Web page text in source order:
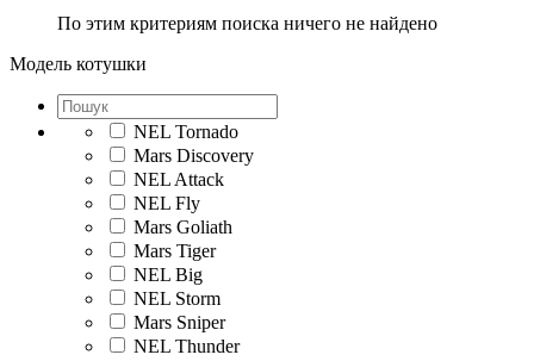
По этим критериям поиска ничего не найдено
Модель котушки
NEL Tornado
Mars Discovery
NEL Attack
NEL Fly
Mars Goliath
Mars Tiger
NEL Big
NEL Storm
Mars Sniper
NEL Thunder